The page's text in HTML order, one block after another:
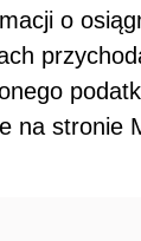
o
na stronie